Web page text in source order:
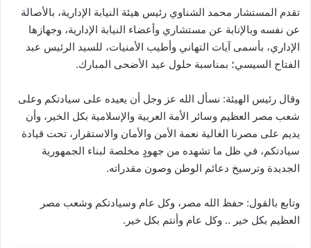
تقدم المستشار محمد الشناوي رئيس هيئة النيابة الإدارية، بالأصالة
عن نفسه وبالإنابة عن مستشاري وأعضاء النيابة الإدارية، وجهازها
الإداري، بأسمى آيات التهاني وأطيب الأمنيات، للسيد الرئيس عبد
الفتاح السيسي؛ بمناسبة حلول عيد الأضحى المبارك.
وقال رئيس الهيئة: نسأل الله عز وجل أن يعيده على سيادتكم وعلى
شعب مصر العظيم وسائر الأمة العربية والإسلامية بكل الخير، وأن
يديم على مصرنا الغالية نعمة الأمن والأمان والاستقرار، تحت قيادة
سيادتكم، في ظل ما تشهده من جهودٍ مخلصة لبناء الجمهورية
الجديدة وترسيخ دعائم الوطن وصون مقدراته.
وتابع بالقول: حفظ الله مصر، وكل عام وسيادتكم وشعب مصر
العظيم بكل خير .. وكل عام وأنتم بكل خير.